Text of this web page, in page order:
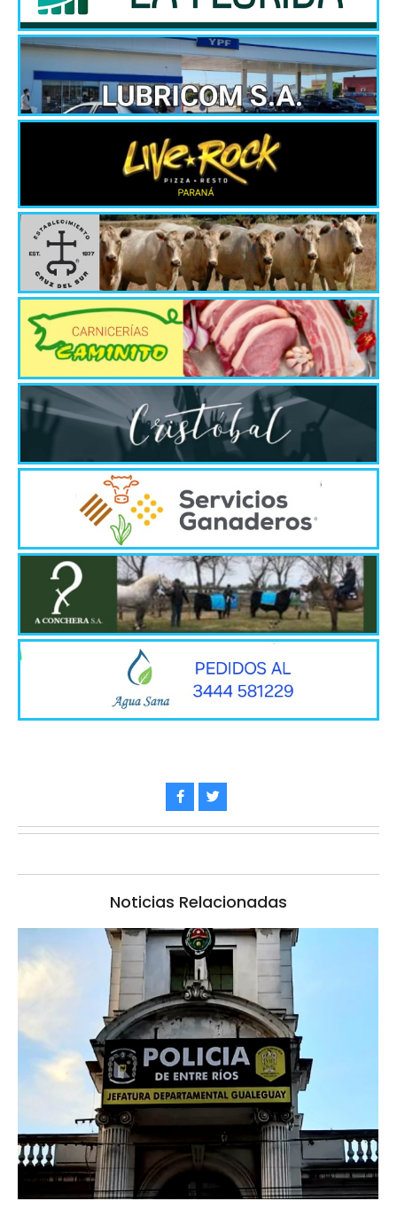
Noticias Relacionadas